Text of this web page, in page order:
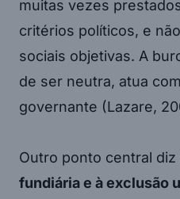
muitas vezes
critérios políticos, e
sociais objetivas. A
de ser neutra, atua
governante (Lazare,
Outro ponto central diz
fundiária e à exclusão